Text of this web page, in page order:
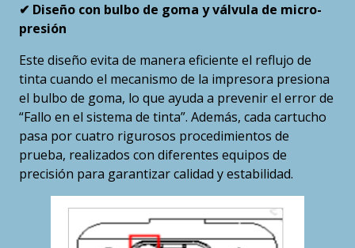
✔ Diseño con bulbo de goma y válvula de micro-
presión
Este diseño evita de manera eficiente el reflujo de
tinta cuando el mecanismo de la impresora presiona
el bulbo de goma, lo que ayuda a prevenir el error de
“Fallo en el sistema de tinta”. Además, cada cartucho
pasa por cuatro rigurosos procedimientos de
prueba, realizados con diferentes equipos de
precisión para garantizar calidad y estabilidad.